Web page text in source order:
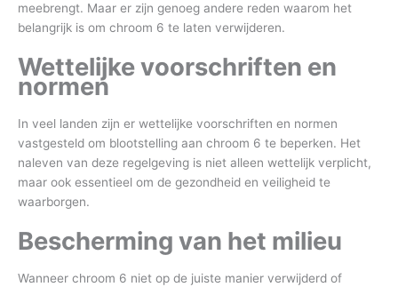
meebrengt. Maar er zijn genoeg andere reden waarom het
belangrijk is om chroom 6 te laten verwijderen.
Wettelijke voorschriften en
normen
In veel landen zijn er wettelijke voorschriften en normen
vastgesteld om blootstelling aan chroom 6 te beperken. Het
naleven van deze regelgeving is niet alleen wettelijk verplicht,
maar ook essentieel om de gezondheid en veiligheid te
waarborgen.
Bescherming van het milieu
Wanneer chroom 6 niet op de juiste manier verwijderd of